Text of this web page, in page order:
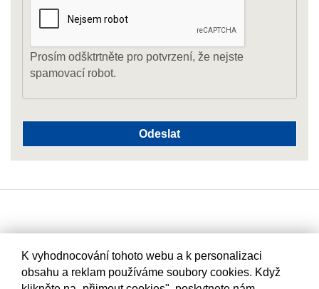
Prosím odšktrtněte pro potvrzení, že nejste
spamovací robot.
K vyhodnocování tohoto webu a k personalizaci
obsahu a reklam používáme soubory cookies. Když